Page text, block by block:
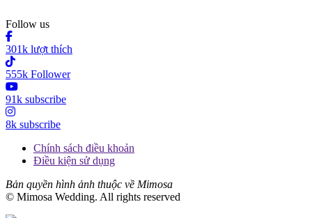
Follow us
301k lượt thích
555k Follower
91k subscribe
8k subscribe
Chính sách điều khoản
Điều kiện sử dụng
Bản quyền hình ảnh thuộc về Mimosa
© Mimosa Wedding. All rights reserved